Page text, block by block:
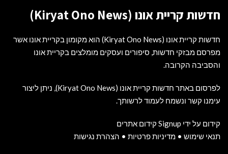
חדשות קריית אונו (Kiryat Ono News)
חדשות קריית אונו (Kiryat Ono News) הוא מקומון בקריית אונו אשר
מפרסם מבזקי חדשות, סיפורים ועסקים מומלצים בקריית אונו
והסביבה הקרובה.
לפרסום באתר חדשות קריית אונו (Kiryat Ono News), ניתן ליצור
עימנו קשר ונשמח לעמוד לרשותך.
קידום על ידי Signup קידום אתרים
תנאי שימוש • מדיניות פרטיות • הצהרת נגישות